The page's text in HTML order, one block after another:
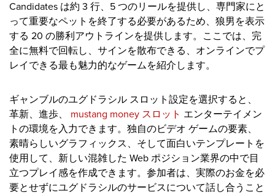
Candidates は約 3 行、5 つのリールを提供し、専門家にと
って重要なペットを終了する必要があるため、狼男を表示
する 20 の勝利アウトラインを提供します。ここでは、完
全に無料で回転し、サインを散布できる、オンラインでプ
レイできる最も魅力的なゲームを紹介します。
ギャンブルのユグドラシル スロット設定を選択すると、
革新、進歩、 mustang money スロット エンターテイメン
トの環境を入力できます。独自のビデオ ゲームの要素、
素晴らしいグラフィックス、そして面白いテンプレートを
使用して、新しい混雑した Web ポジション業界の中で目
立つプレイ感を作成できます。参加者は、実際のお金を必
要とせずにユグドラシルのサービスについて話し合うこと